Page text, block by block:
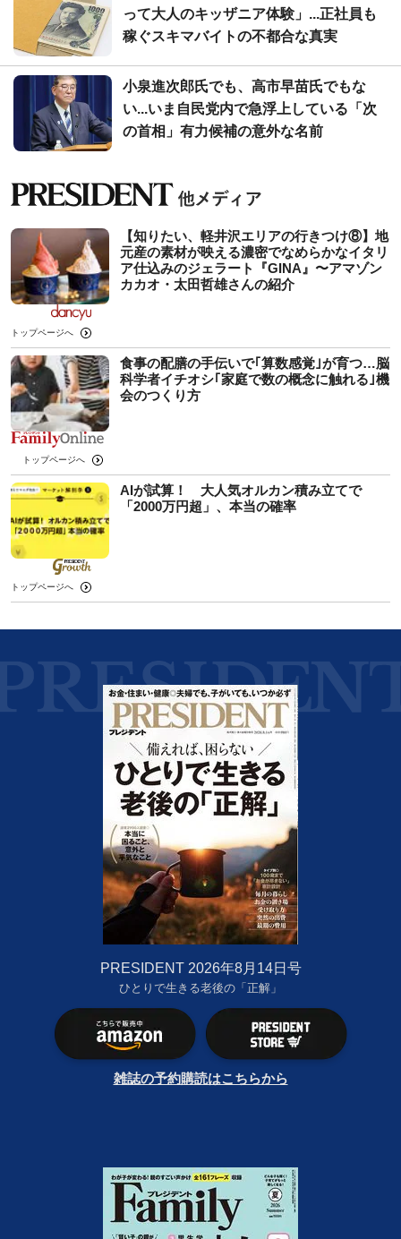
って大人のキッザニア体験」...正社員も
稼ぐスキマバイトの不都合な真実
小泉進次郎氏でも、高市早苗氏でもな
い...いま自民党内で急浮上している「次
の首相」有力候補の意外な名前
【知りたい、軽井沢エリアの行きつけ⑧】地
元産の素材が映える濃密でなめらかなイタリ
ア仕込みのジェラート『GINA』〜アマゾン
カカオ・太田哲雄さんの紹介
トップページへ
食事の配膳の手伝いで｢算数感覚｣が育つ…脳
科学者イチオシ｢家庭で数の概念に触れる｣機
会のつくり方
トップページへ
AIが試算！ 大人気オルカン積み立てで
「2000万円超」、本当の確率
トップページへ
PRESIDENT 2026年8月14日号
ひとりで生きる老後の「正解」
雑誌の予約購読はこちらから